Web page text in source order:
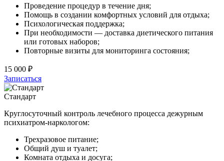
Проведение процедур в течение дня;
Помощь в создании комфортных условий для отдыха;
Психологическая поддержка;
При необходимости — доставка диетического питания
или готовых наборов;
Повторные визиты для мониторинга состояния;
15 000 ₽
Записаться
Стандарт
Круглосуточный контроль лечебного процесса дежурным
психиатром-наркологом:
Трехразовое питание;
Общий душ и туалет;
Комната отдыха и досуга;